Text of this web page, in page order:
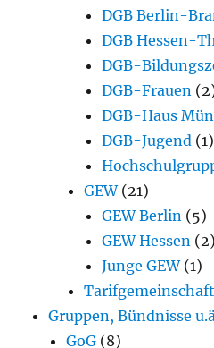
DGB Berlin-
DGB Hessen-
DGB-
DGB-Frauen
DGB-Haus
DGB-Jugend (1)
GEW(21)
GEW Berlin (5)
GEW Hessen (2)
Junge GEW(1)
Gruppen, Bündnisse
GoG (8)